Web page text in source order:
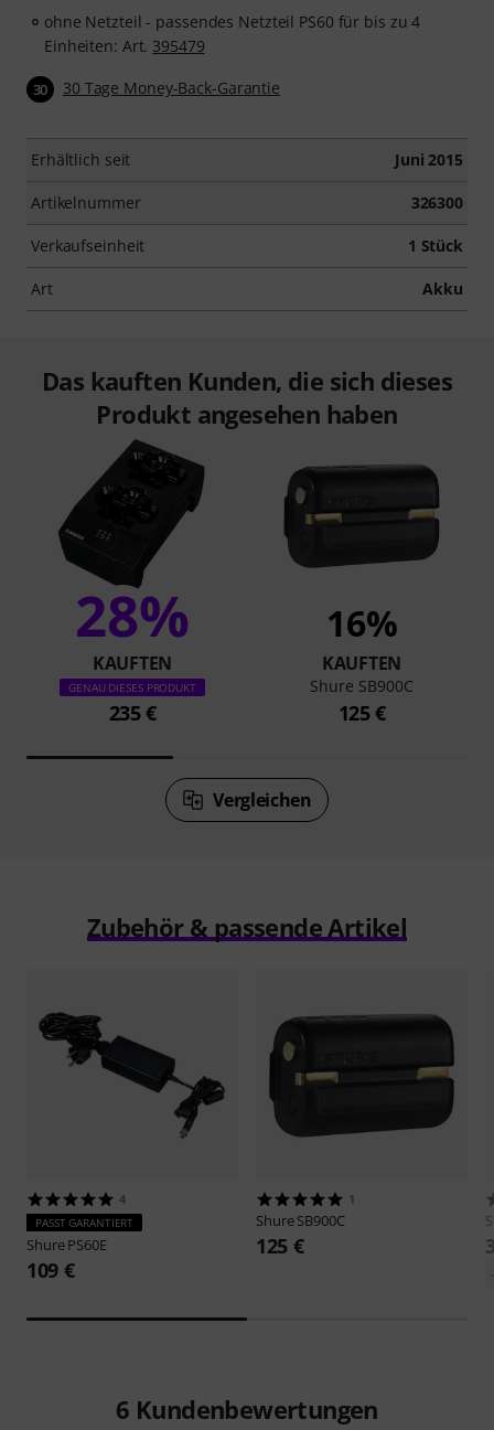
ohne Netzteil - passendes Netzteil PS60 für bis zu 4
Einheiten: Art. 395479
30 30 Tage Money-Back-Garantie
Erhältlich seit Juni 2015
Artikelnummer 326300
Verkaufseinheit 1 Stück
Art Akku
Das kauften Kunden, die sich dieses
Produkt angesehen haben
28%
KAUFTEN
GENAU DIESES PRODUKT
235 €
16%
KAUFTEN
Shure SB900C
125 €
Vergleichen
Zubehör & passende Artikel
4
PASST GARANTIERT
ShurePS60E
109 €
1
ShureSB900C
125 €
6 Kundenbewertungen